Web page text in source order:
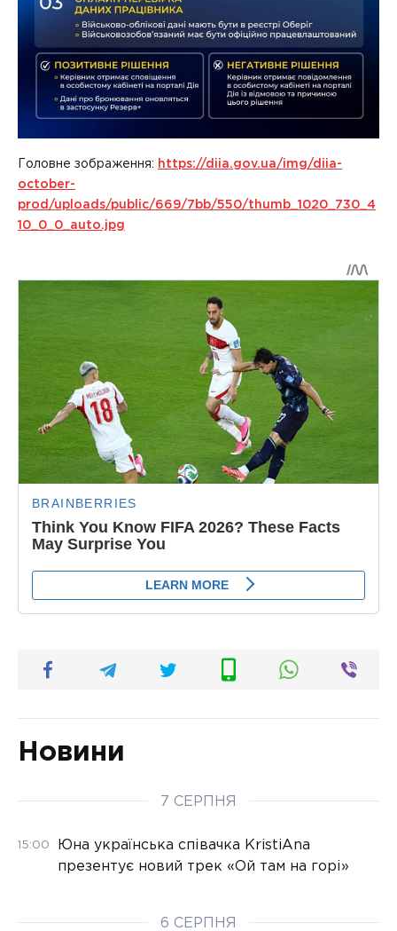
Головне зображення: https://diia.gov.ua/img/diia-
october-
prod/uploads/public/669/7bb/550/thumb_1020_730_4
10_0_0_auto.jpg
Новини
7 СЕРПНЯ
15:00
Юна українська співачка KristiAna
презентує новий трек «Ой там на горі»
6 СЕРПНЯ